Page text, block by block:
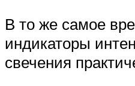
В то же самое
индикаторы
свечения